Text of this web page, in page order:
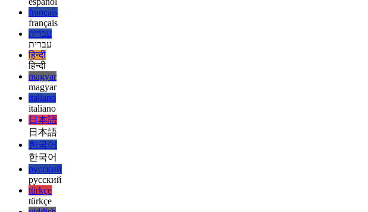
esperanto
español
español
français
français
עברית
עברית
हिन्दी
हिन्दी
magyar
magyar
italiano
italiano
日本語
日本語
한국어
한국어
русский
русский